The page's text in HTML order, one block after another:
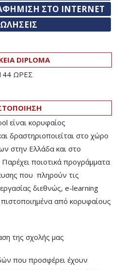
ΣΤΟ INTERNET
DIPLOMA
ΩΡΕΣ
είναι κορυφαίος
δραστηριοποιείται στο χώρο
στην Ελλάδα και στο
ποιοτικά προγράμματα
που πληρούν τις
διεθνώς, e-learning
από κορυφαίους
της σχολής μας
που προσφέρει έχουν